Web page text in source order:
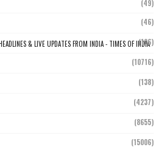
(49)
(46)
& LIVE UPDATES FROM INDIA - TIMES OF INDIA
(106)
(10716)
(138)
(4237)
(8655)
(15006)